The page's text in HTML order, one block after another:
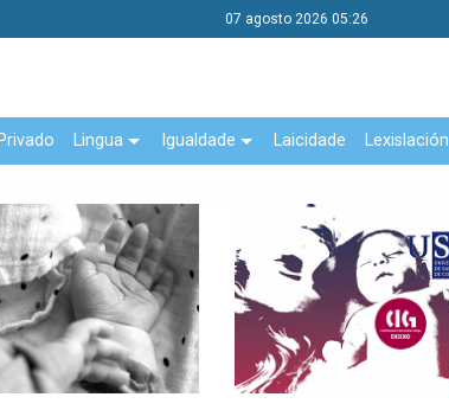
07 agosto 2026 05:26
Lingua Igualdade Laicidade Lexislación